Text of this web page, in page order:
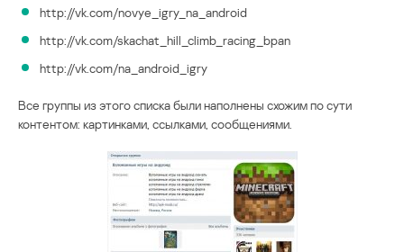
http://vk.com/novye_igry_na_android
http://vk.com/skachat_hill_climb_racing_bpan
http://vk.com/na_android_igry
Все группы из этого списка были наполнены схожим по сути
контентом: картинками, ссылками, сообщениями.